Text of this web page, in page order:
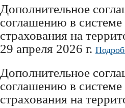
Дополнительное
соглашению в системе
страхования на
29 апреля 2026 г.
Дополнительное
соглашению в системе
страхования на